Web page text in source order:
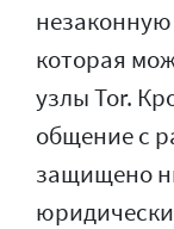
незаконную
которая
узлы Tor.
общение с
защищено